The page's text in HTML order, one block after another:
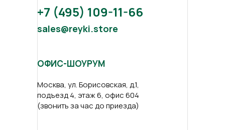
ОФИС-ШОУРУМ
Москва, ул. Борисовская, д.1,
подъезд 4, этаж 6, офис 604
(звонить за час до приезда)
+7 (495) 109-11-66
sales@reyki.store